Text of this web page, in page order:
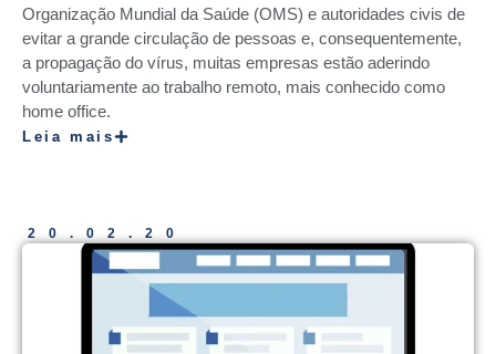
Organização Mundial da Saúde (OMS) e autoridades civis de
evitar a grande circulação de pessoas e, consequentemente,
a propagação do vírus, muitas empresas estão aderindo
voluntariamente ao trabalho remoto, mais conhecido como
home office.
Leia mais
20.02.20